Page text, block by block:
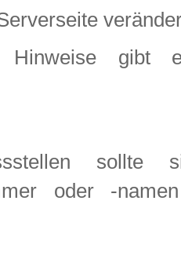
Hinweise
sollte
oder -